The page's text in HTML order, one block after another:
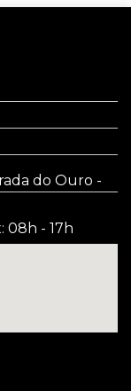
do Ouro -
08h - 17h